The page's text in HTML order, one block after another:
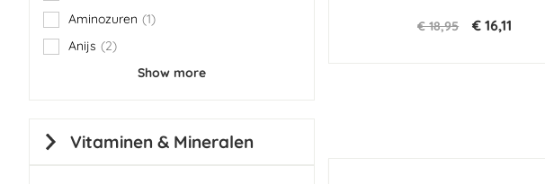
€ 18,95 € 16,11
Aminozuren
1
item
Anijs
2
items
Show more
Vitaminen & Mineralen